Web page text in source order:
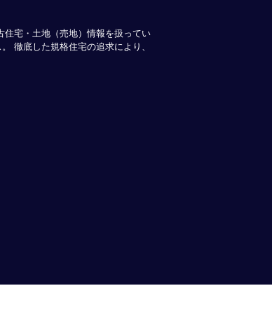
宅・土地（売地）情報を扱ってい
徹底した規格住宅の追求により、